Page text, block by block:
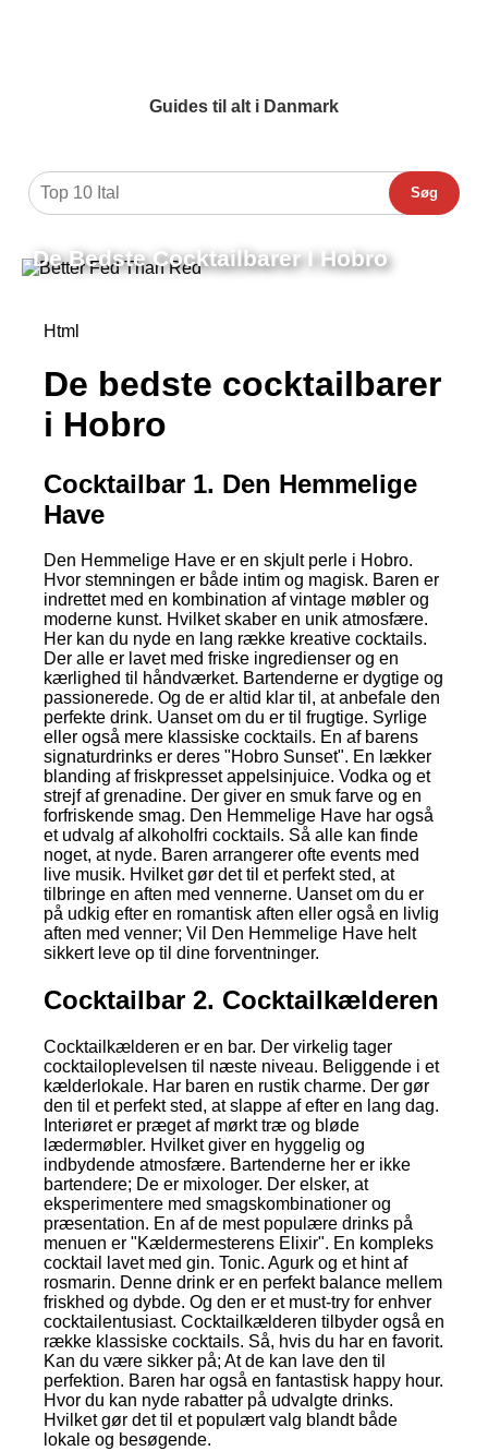
Guides til alt i Danmark
Søg
De Bedste Cocktailbarer I Hobro
Html
De bedste cocktailbarer
i Hobro
Cocktailbar 1. Den Hemmelige
Have
Den Hemmelige Have er en skjult perle i Hobro.
Hvor stemningen er både intim og magisk. Baren er
indrettet med en kombination af vintage møbler og
moderne kunst. Hvilket skaber en unik atmosfære.
Her kan du nyde en lang række kreative cocktails.
Der alle er lavet med friske ingredienser og en
kærlighed til håndværket. Bartenderne er dygtige og
passionerede. Og de er altid klar til, at anbefale den
perfekte drink. Uanset om du er til frugtige. Syrlige
eller også mere klassiske cocktails. En af barens
signaturdrinks er deres "Hobro Sunset". En lækker
blanding af friskpresset appelsinjuice. Vodka og et
strejf af grenadine. Der giver en smuk farve og en
forfriskende smag. Den Hemmelige Have har også
et udvalg af alkoholfri cocktails. Så alle kan finde
noget, at nyde. Baren arrangerer ofte events med
live musik. Hvilket gør det til et perfekt sted, at
tilbringe en aften med vennerne. Uanset om du er
på udkig efter en romantisk aften eller også en livlig
aften med venner; Vil Den Hemmelige Have helt
sikkert leve op til dine forventninger.
Cocktailbar 2. Cocktailkælderen
Cocktailkælderen er en bar. Der virkelig tager
cocktailoplevelsen til næste niveau. Beliggende i et
kælderlokale. Har baren en rustik charme. Der gør
den til et perfekt sted, at slappe af efter en lang dag.
Interiøret er præget af mørkt træ og bløde
lædermøbler. Hvilket giver en hyggelig og
indbydende atmosfære. Bartenderne her er ikke
bartendere; De er mixologer. Der elsker, at
eksperimentere med smagskombinationer og
præsentation. En af de mest populære drinks på
menuen er "Kældermesterens Elixir". En kompleks
cocktail lavet med gin. Tonic. Agurk og et hint af
rosmarin. Denne drink er en perfekt balance mellem
friskhed og dybde. Og den er et must-try for enhver
cocktailentusiast. Cocktailkælderen tilbyder også en
række klassiske cocktails. Så, hvis du har en favorit.
Kan du være sikker på; At de kan lave den til
perfektion. Baren har også en fantastisk happy hour.
Hvor du kan nyde rabatter på udvalgte drinks.
Hvilket gør det til et populært valg blandt både
lokale og besøgende.